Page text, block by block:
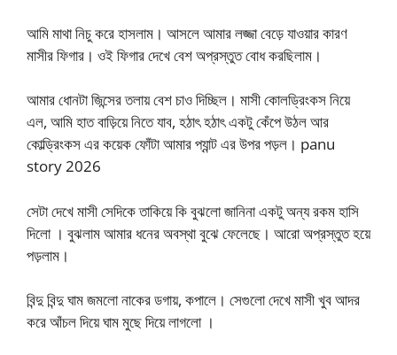
আমি মাথা নিচু করে হাসলাম। আসলে আমার লজ্জা বেড়ে যাওয়ার কারণ
মাসীর ফিগার। ওই ফিগার দেখে বেশ অপ্রস্তুত বোধ করছিলাম।
আমার ধোনটা জিন্সের তলায় বেশ চাও দিচ্ছিল। মাসী কোলড্রিংকস নিয়ে
এল, আমি হাত বাড়িয়ে নিতে যাব, হঠাৎ হঠাৎ একটু কেঁপে উঠল আর
কোল্ড্রিংকস এর কয়েক ফোঁটা আমার প্যান্ট এর উপর পড়ল। panu
story 2026
সেটা দেখে মাসী সেদিকে তাকিয়ে কি বুঝলো জানিনা একটু অন্য রকম হাসি
দিলো । বুঝলাম আমার ধনের অবস্থা বুঝে ফেলেছে। আরো অপ্রস্তুত হয়ে
পড়লাম।
বিন্দু বিন্দু ঘাম জমলো নাকের ডগায়, কপালে। সেগুলো দেখে মাসী খুব আদর
করে আঁচল দিয়ে ঘাম মুছে দিয়ে লাগলো ।